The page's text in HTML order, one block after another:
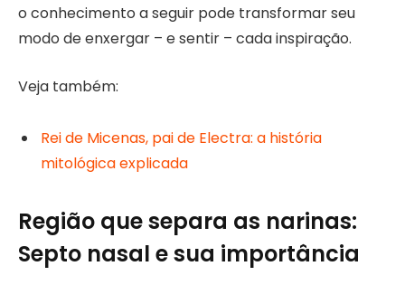
o conhecimento a seguir pode transformar seu
modo de enxergar – e sentir – cada inspiração.
Veja também:
Rei de Micenas, pai de Electra: a história
mitológica explicada
Região que separa as narinas:
Septo nasal e sua importância